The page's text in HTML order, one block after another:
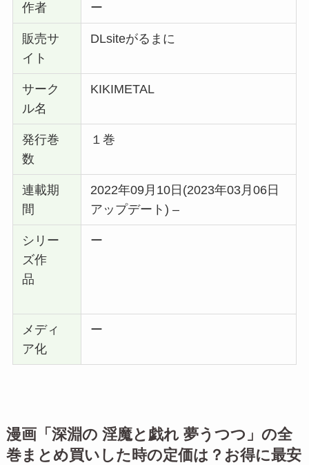
作者 ー
販売サ
イト
DLsiteがるまに
サーク
ル名
KIKIMETAL
発行巻
数
１巻
連載期
間
2022年09月10日(2023年03月06日
アップデート) –
シリー
ズ作
品
ー
メディ
ア化
ー
漫画「 深淵の 淫魔と戯れ 夢うつつ 」の全
巻まとめ買いした時の定価は？お得に最安